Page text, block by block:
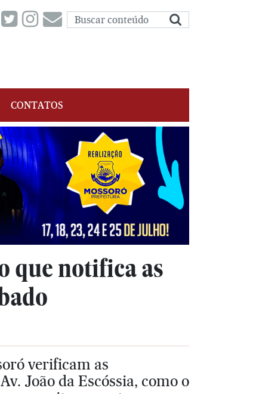
CONTATOS
que notifica as
verificam as
João da Escóssia, como o